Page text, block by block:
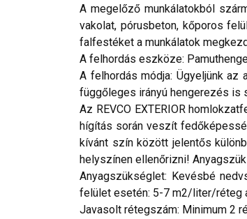
A megelőző munkálatokból
vakolat, pórusbeton, kőporos
falfestéket a munkálatok
A felhordás eszköze:
A felhordás módja: Ügyeljünk
függőleges irányú hengerezés is
Az REVCO EXTERIOR
hígítás során veszít
kívánt szín között jelentős
helyszínen ellenőrizni!
Anyagszükséglet: Kevésbé
felület esetén: 5-7 m2/liter/réteg
Javasolt rétegszám: Minimum 2